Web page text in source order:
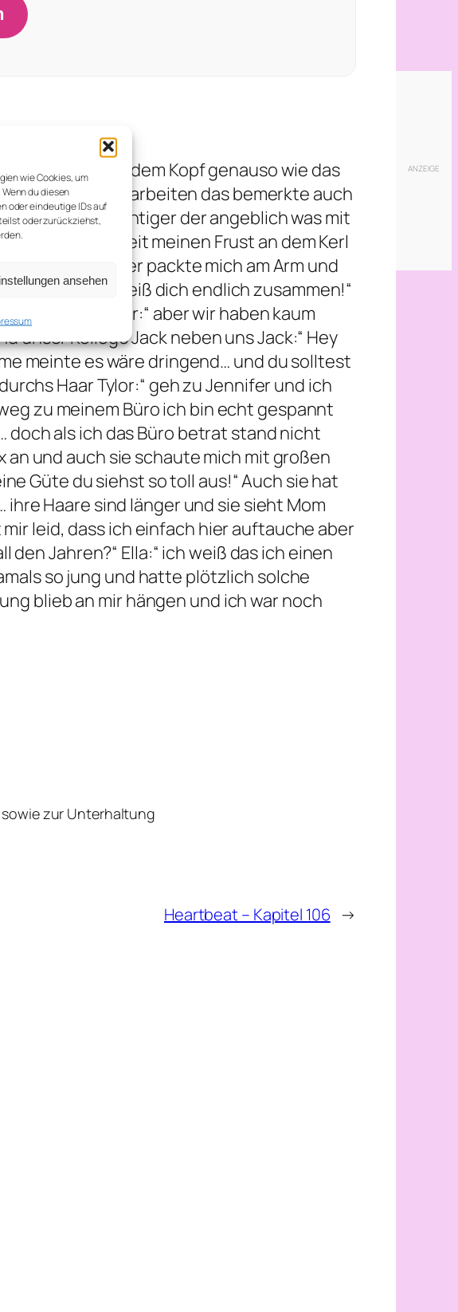
wie Cookies, um
du diesen
oder eindeutige IDs auf
oder zurückziehst,
ansehen
mehr aus dem Kopf genauso wie das
nicht richtig arbeiten das bemerkte auch
saß ein verdächtiger der angeblich was mit
die ganze Zeit meinen Frust an dem Kerl
mehr aus er packte mich am Arm und
ist alter aber reiß dich endlich zusammen!“
doch!“ Tylor:“ aber wir haben kaum
unser Kollege Jack neben uns Jack:“ Hey
meinte es wäre dringend… und du solltest
Haar Tylor:“ geh zu Jennifer und ich
zu meinem Büro ich bin echt gespannt
doch als ich das Büro betrat stand nicht
und auch sie schaute mich mit großen
Güte du siehst so toll aus!“ Auch sie hat
Haare sind länger und sie sieht Mom
leid, dass ich einfach hier auftauche aber
den Jahren?“ Ella:“ ich weiß das ich einen
so jung und hatte plötzlich solche
blieb an mir hängen und ich war noch
zur Unterhaltung
Heartbeat – Kapitel 106 →